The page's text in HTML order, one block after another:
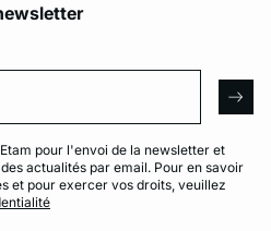
pour l'envoi de la newsletter et
actualités par email. Pour en savoir
et pour exercer vos droits, veuillez